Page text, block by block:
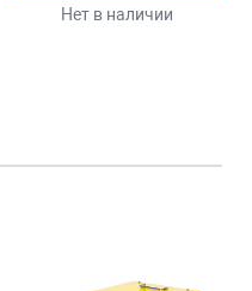
Нет в наличии